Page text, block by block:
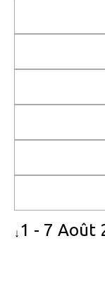
↓ 1 - 7 Août